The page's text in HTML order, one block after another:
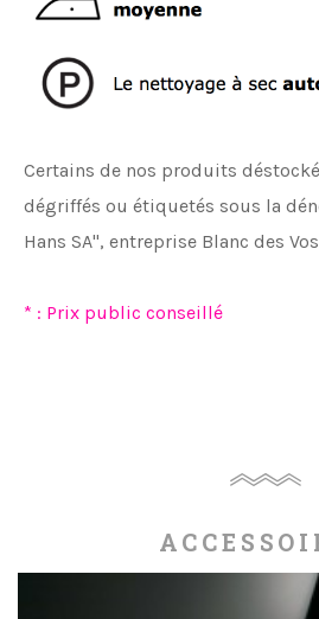
Certains de nos produits
dégriffés ou étiquetés sous la
Hans SA", entreprise Blanc des
* : Prix public conseillé